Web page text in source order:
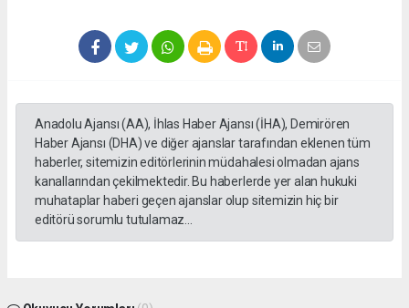
Anadolu Ajansı (AA), İhlas Haber Ajansı (İHA), Demirören
Haber Ajansı (DHA) ve diğer ajanslar tarafından eklenen tüm
haberler, sitemizin editörlerinin müdahalesi olmadan ajans
kanallarından çekilmektedir. Bu haberlerde yer alan hukuki
muhataplar haberi geçen ajanslar olup sitemizin hiç bir
editörü sorumlu tutulamaz...